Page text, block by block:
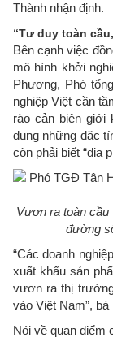
Thành nhận định.
“Tư duy toàn
Bên cạnh việc
mô hình khởi
Phương, Phó
nghiệp Việt cần
rào cản biên giới
dụng những đặc
còn phải biết “địa
Vươn ra toàn cầu
đường
“Các doanh
xuất khẩu sản
vươn ra thị
vào Việt Nam”,
Nói về quan điểm